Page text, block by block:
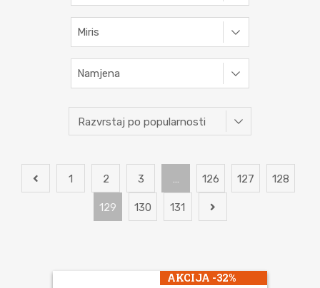
Miris
Namjena
1 2 3 … 126 127 128
129 130 131
AKCIJA -32%